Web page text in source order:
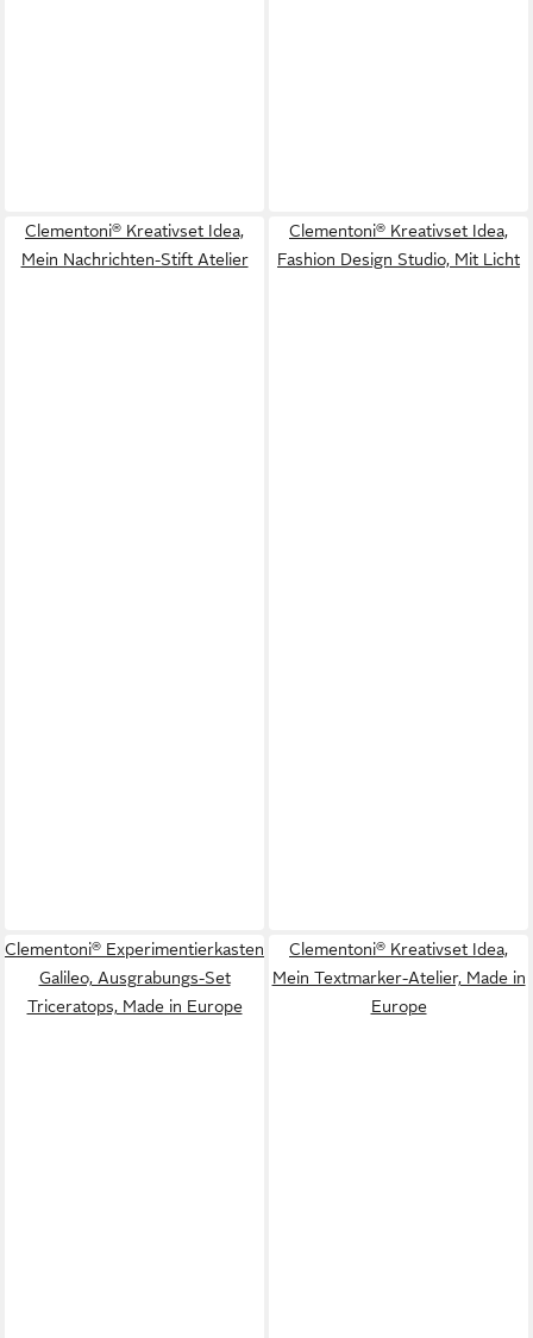
Clementoni® Kreativset Idea,
Mein Nachrichten-Stift Atelier
Clementoni® Kreativset Idea,
Fashion Design Studio, Mit Licht
Clementoni® Experimentierkasten
Galileo, Ausgrabungs-Set
Triceratops, Made in Europe
Clementoni® Kreativset Idea,
Mein Textmarker-Atelier, Made in
Europe